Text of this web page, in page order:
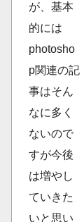
が、基本
的には
photosho
p関連の記
事はそん
なに多く
ないので
すが今後
は増やし
ていきた
いと思い